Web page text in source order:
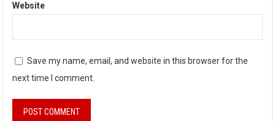
Website
Save my name, email, and website in this browser for the
next time I comment.